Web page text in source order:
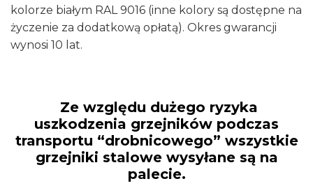
kolorze białym RAL 9016 (inne kolory są dostępne na
życzenie za dodatkową opłatą). Okres gwarancji
wynosi 10 lat.
Ze względu dużego ryzyka
uszkodzenia grzejników podczas
transportu “drobnicowego” wszystkie
grzejniki stalowe wysyłane są na
palecie.